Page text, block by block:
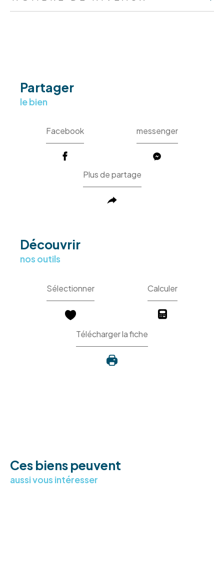
partager
le bien
Facebook messenger
Plus de partage
découvrir
nos outils
Sélectionner Calculer
Télécharger la fiche
Ces biens peuvent
aussi vous intéresser